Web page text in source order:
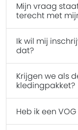
Mijn vraag
terecht met
Ik wil mij
dat?
Krijgen we als
kledingpakket?
Heb ik een